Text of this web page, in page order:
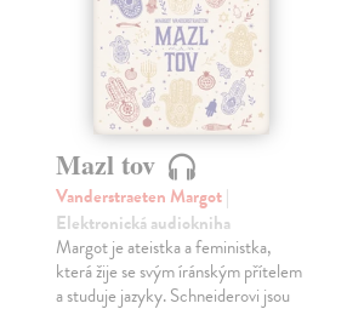
Mazl tov
Vanderstraeten Margot|
Elektronická audiokniha
Margot je ateistka a feministka,
která žije se svým íránským přítelem
a studuje jazyky. Schneiderovi jsou